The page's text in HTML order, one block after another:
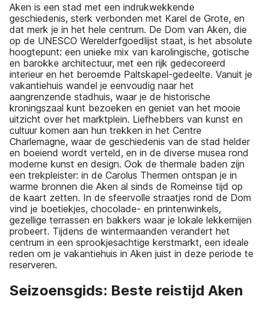
Aken is een stad met een indrukwekkende
geschiedenis, sterk verbonden met Karel de Grote, en
dat merk je in het hele centrum. De Dom van Aken, die
op de UNESCO Werelderfgoedlijst staat, is het absolute
hoogtepunt: een unieke mix van karolingische, gotische
en barokke architectuur, met een rijk gedecoreerd
interieur en het beroemde Paltskapel-gedeelte. Vanuit je
vakantiehuis wandel je eenvoudig naar het
aangrenzende stadhuis, waar je de historische
kroningszaal kunt bezoeken en geniet van het mooie
uitzicht over het marktplein. Liefhebbers van kunst en
cultuur komen aan hun trekken in het Centre
Charlemagne, waar de geschiedenis van de stad helder
en boeiend wordt verteld, en in de diverse musea rond
moderne kunst en design. Ook de thermale baden zijn
een trekpleister: in de Carolus Thermen ontspan je in
warme bronnen die Aken al sinds de Romeinse tijd op
de kaart zetten. In de sfeervolle straatjes rond de Dom
vind je boetiekjes, chocolade- en printenwinkels,
gezellige terrassen en bakkers waar je lokale lekkernijen
probeert. Tijdens de wintermaanden verandert het
centrum in een sprookjesachtige kerstmarkt, een ideale
reden om je vakantiehuis in Aken juist in deze periode te
reserveren.
Seizoensgids: Beste reistijd Aken